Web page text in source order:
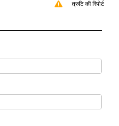
त्रुटि की रिपोर्ट